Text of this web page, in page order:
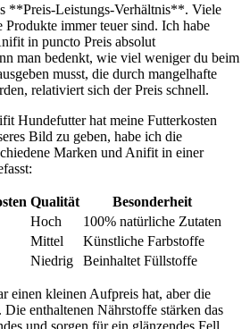
**Preis-Leistungs-Verhältnis**. Viele
Produkte immer ⁢teuer ⁣sind.⁣ Ich habe
in puncto ‌Preis absolut
man bedenkt, wie viel ⁤weniger du ⁣beim
musst, die durch‌ mangelhafte
relativiert sich​ der Preis ⁢schnell.
Hundefutter hat meine Futterkosten
⁣Bild zu geben,‍ habe ich die
Marken ⁢und Anifit in ​einer
Qualität
Besonderheit
Hoch
100% natürliche Zutaten
Mittel
Künstliche Farbstoffe
Niedrig Beinhaltet Füllstoffe
einen kleinen Aufpreis hat,‍ aber⁣ die
enthaltenen Nährstoffe‌ stärken das
und sorgen für ein glänzendes ‌Fell⁢